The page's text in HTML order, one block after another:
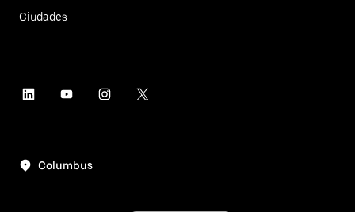
Ciudades
Columbus